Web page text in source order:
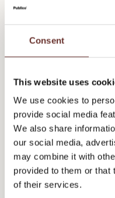
Consent
This website uses
We use cookies to
provide social media
We also share
our social media,
may combine it with
provided to them or that
of their services.
kun de
spurgt sine læsere
vendinger på
øregangene, og
også på maksimal
se ind i, hvordan vi
genbesøge ting
omstillingsparate